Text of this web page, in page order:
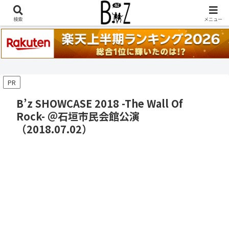
稲葉浩志『en-Zepp』『enⅣ』セトリ一覧はこちら
PR
B’z SHOWCASE 2018 -The Wall Of
Rock- ＠石垣市民会館公演
（2018.07.02）
検索 メニュー